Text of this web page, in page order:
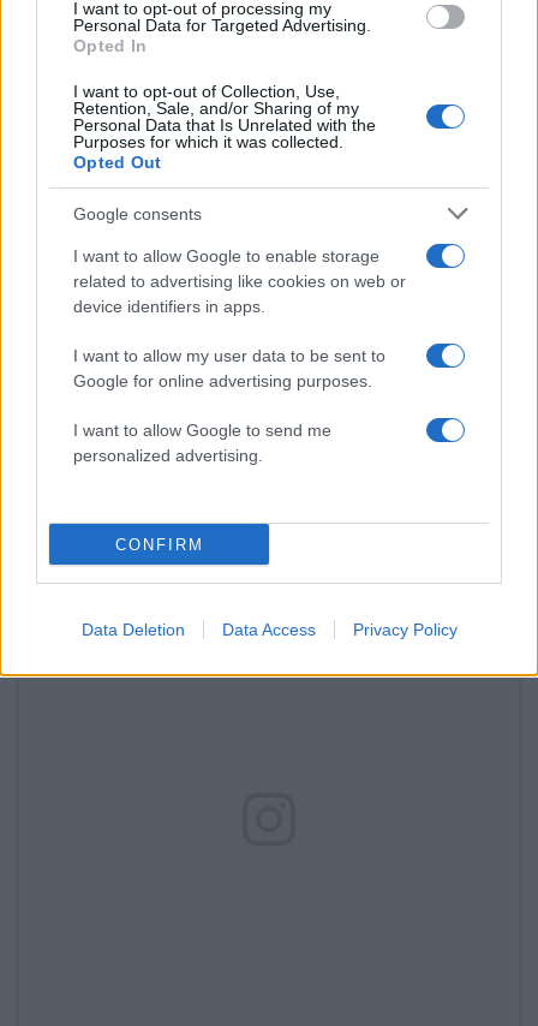
I want to opt-out of processing my
Personal Data for Targeted Advertising.
Opted In
I want to opt-out of Collection, Use,
Retention, Sale, and/or Sharing of my
Personal Data that Is Unrelated with the
Purposes for which it was collected.
Opted Out
Google consents
I want to allow Google to enable storage
related to advertising like cookies on web or
device identifiers in apps.
I want to allow my user data to be sent to
Google for online advertising purposes.
I want to allow Google to send me
personalized advertising.
CONFIRM
Data Deletion Data Access Privacy Policy
at The#Louvre30
National Police vehicles
with guns drawn
pic.twitter.com/kpLTCtVd
— VoiceB0xx
2017